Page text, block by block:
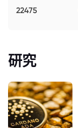
22475
研究